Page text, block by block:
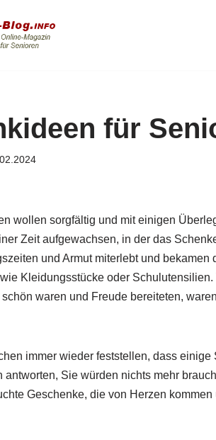
für
wollen sorgfältig und mit einigen
Zeit aufgewachsen, in der das
und Armut miterlebt und
Kleidungsstücke oder
waren und Freude bereiteten,
immer wieder feststellen, dass
antworten, Sie würden nichts mehr
Geschenke, die von Herzen